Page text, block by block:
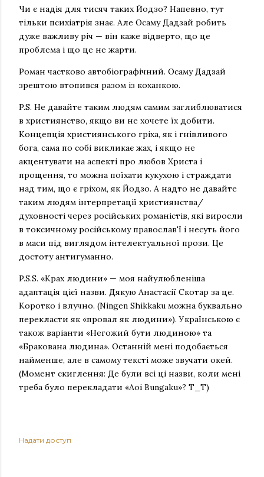
Чи є надія для тисяч таких Йодзо? Напевно, тут
тільки психіатрія знає. Але Осаму Дадзай робить
дуже важливу річ — він каже відверто, що це
проблема і що це не жарти.
Роман частково автобіографічний. Осаму Дадзай
зрештою втопився разом із коханкою.
P.S. Не давайте таким людям самим заглиблюватися
в християнство, якщо ви не хочете їх добити.
Концепція християнського гріха, як і гнівливого
бога, сама по собі викликає жах, і якщо не
акцентувати на аспекті про любов Христа і
прощення, то можна поїхати кукухою і страждати
над тим, що є гріхом, як Йодзо. А надто не давайте
таким людям інтерпретації християнства/
духовності через російських романістів, які виросли
в токсичному російському православ'ї і несуть його
в маси під виглядом інтелектуальної прози. Це
достоту антигуманно.
P.S.S. «Крах людини» — моя найулюбленіша
адаптація цієї назви. Дякую Анастасії Скотар за це.
Коротко і влучно. (Ningen Shikkaku можна буквально
перекласти як «провал як людини»). Українською є
також варіанти «Негожий бути людиною» та
«Бракована людина». Останній мені подобається
найменше, але в самому тексті може звучати окей.
(Момент скиглення: Де були всі ці назви, коли мені
треба було перекладати «Aoi Bungaku»? Т_Т)
Надати доступ